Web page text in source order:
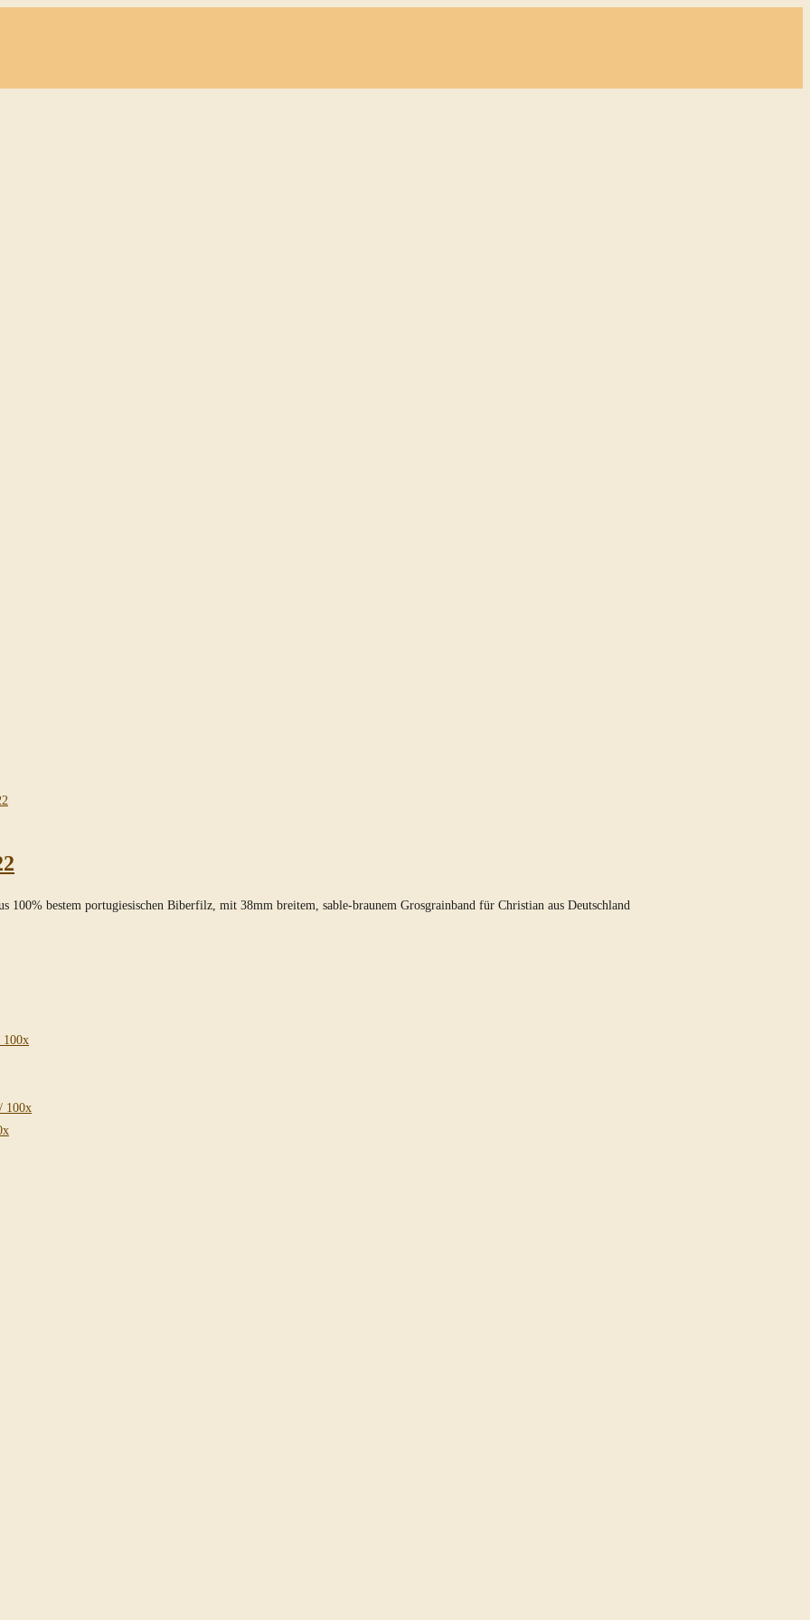
100% bestem portugiesischen Biberfilz, mit 38mm breitem, sable-braunem Grosgrainband für Christian aus Deutschland
100x
100x